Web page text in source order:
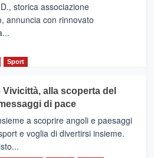
storica associazione
annuncia con rinnovato
Sport
Vivicittà, alla scoperta del
di pace
a scoprire angoli e paesaggi
e voglia di divertirsi insieme.